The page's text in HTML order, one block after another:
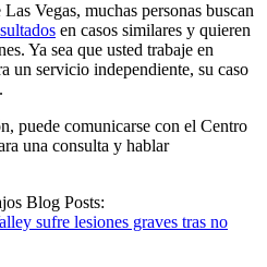
Vegas, muchas personas buscan
en casos similares y quieren
Ya sea que usted trabaje en
un servicio independiente, su caso
puede comunicarse con el Centro
una consulta y hablar
Blog Posts: